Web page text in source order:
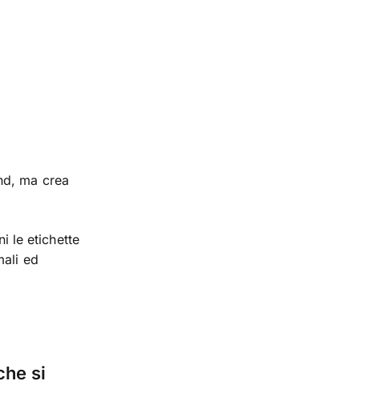
ma crea
le etichette
ed
si